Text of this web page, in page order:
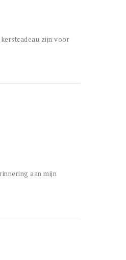
zijn voor
aan mijn